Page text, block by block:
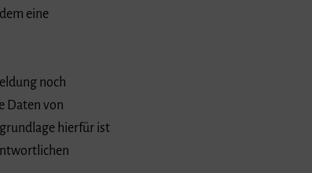
eine
noch
Daten von
hierfür ist